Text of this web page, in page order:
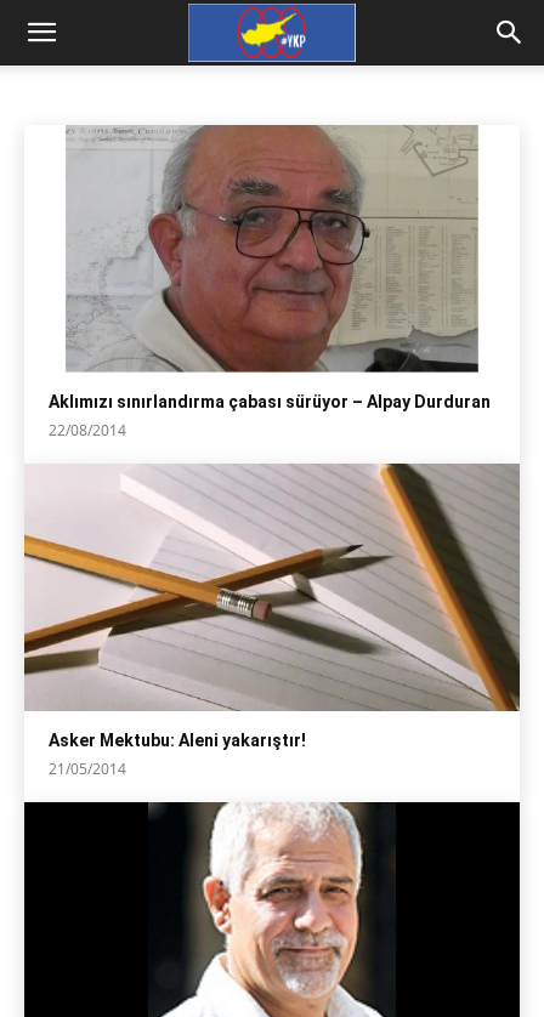
HABER
Aklımızı sınırlandırma çabası sürüyor – Alpay Durduran
22/08/2014
Asker Mektubu: Aleni yakarıştır!
21/05/2014